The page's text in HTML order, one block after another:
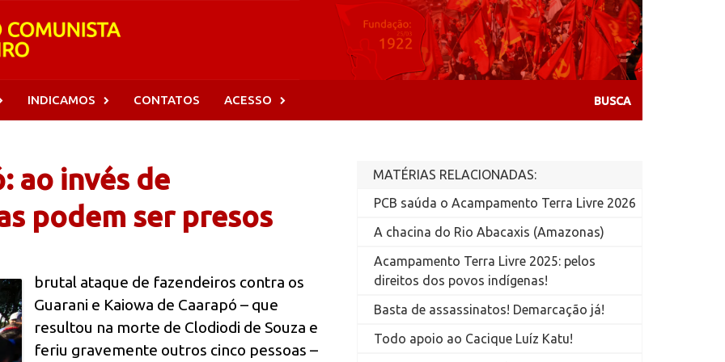
INDICAMOS CONTATOS ACESSO
ao invés de
podem ser presos
brutal ataque de fazendeiros contra os
Guarani e Kaiowa de Caarapó – que
resultou na morte de Clodiodi de Souza e
feriu gravemente outros cinco pessoas –
MATÉRIAS RELACIONADAS:
PCB saúda o Acampamento Terra Livre 2026
A chacina do Rio Abacaxis (Amazonas)
Acampamento Terra Livre 2025: pelos
direitos dos povos indígenas!
Basta de assassinatos! Demarcação já!
Todo apoio ao Cacique Luíz Katu!